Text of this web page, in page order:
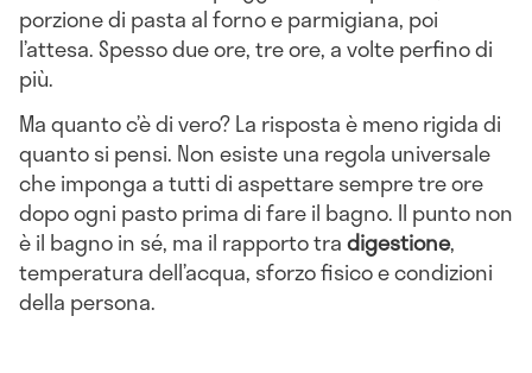
porzione di pasta al forno e parmigiana, poi
l’attesa. Spesso due ore, tre ore, a volte perfino di
più.
Ma quanto c’è di vero? La risposta è meno rigida di
quanto si pensi. Non esiste una regola universale
che imponga a tutti di aspettare sempre tre ore
dopo ogni pasto prima di fare il bagno. Il punto non
è il bagno in sé, ma il rapporto tradigestione,
temperatura dell’acqua, sforzo fisico e condizioni
della persona.